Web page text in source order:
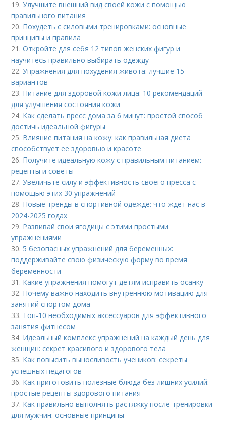
19.Улучшите внешний вид своей кожи с помощью
правильного питания
20. Похудеть с силовыми тренировками: основные
принципы и правила
21.Откройте для себя 12 типов женских фигур и
научитесь правильно выбирать одежду
22.Упражнения для похудения живота: лучшие 15
вариантов
23. Питание для здоровой кожи лица: 10 рекомендаций
для улучшения состояния кожи
24. Как сделать пресс дома за 6 минут: простой способ
достичь идеальной фигуры
25. Влияние питания на кожу: как правильная диета
способствует ее здоровью и красоте
26. Получите идеальную кожу с правильным питанием:
рецепты и советы
27.Увеличьте силу и эффективность своего пресса с
помощью этих 30 упражнений
28. Новые тренды в спортивной одежде: что ждет нас в
2024-2025 годах
29. Развивай свои ягодицы с этими простыми
упражнениями
30. 5 безопасных упражнений для беременных:
поддерживайте свою физическую форму во время
беременности
31. Какие упражнения помогут детям исправить осанку
32. Почему важно находить внутреннюю мотивацию для
занятий спортом дома
33. Топ-10 необходимых аксессуаров для эффективного
занятия фитнесом
34. Идеальный комплекс упражнений на каждый день для
женщин: секрет красивого и здорового тела
35. Как повысить выносливость учеников: секреты
успешных педагогов
36. Как приготовить полезные блюда без лишних усилий:
простые рецепты здорового питания
37. Как правильно выполнять растяжку после тренировки
для мужчин: основные принципы